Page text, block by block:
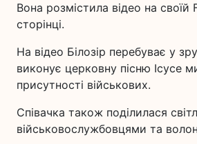
Вона розмістила відео на своїй
сторінці.
На відео Білозір перебуває у
виконує церковну пісню Ісусе
присутності військових.
Співачка також поділилася
військовослужбовцями та